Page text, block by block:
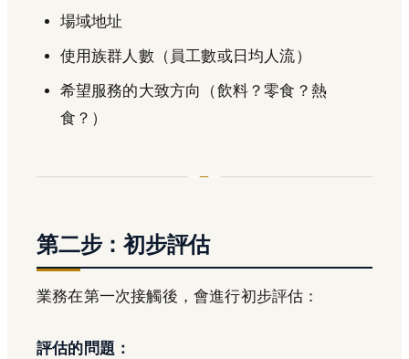
場域地址
使用族群人數（員工數或日均人流）
希望服務的大致方向（飲料？零食？熱
食？）
第二步：初步評估
業務在第一次接觸後，會進行初步評估：
評估的問題：